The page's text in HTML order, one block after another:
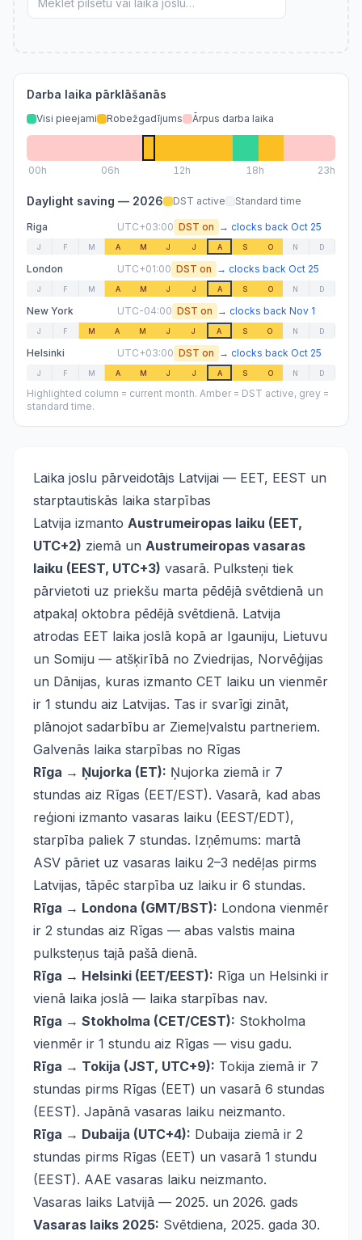
Darba laika pārklāšanās
Visi pieejami Robežgadījums Ārpus darba laika
00h 06h 12h 18h 23h
Daylight saving — 2026 DST active Standard time
Riga UTC+03:00 DST on → clocks back Oct 25
J F M A M J J A S O N D
London UTC+01:00 DST on → clocks back Oct 25
J F M A M J J A S O N D
New York UTC-04:00 DST on → clocks back Nov 1
J F M A M J J A S O N D
Helsinki UTC+03:00 DST on → clocks back Oct 25
J F M A M J J A S O N D
Highlighted column = current month. Amber = DST active, grey =
standard time.
Laika joslu pārveidotājs Latvijai — EET, EEST un
starptautiskās laika starpības
Latvija izmanto Austrumeiropas laiku (EET,
UTC+2) ziemā un Austrumeiropas vasaras
laiku (EEST, UTC+3) vasarā. Pulksteņi tiek
pārvietoti uz priekšu marta pēdējā svētdienā un
atpakaļ oktobra pēdējā svētdienā. Latvija
atrodas EET laika joslā kopā ar Igauniju, Lietuvu
un Somiju — atšķirībā no Zviedrijas, Norvēģijas
un Dānijas, kuras izmanto CET laiku un vienmēr
ir 1 stundu aiz Latvijas. Tas ir svarīgi zināt,
plānojot sadarbību ar Ziemeļvalstu partneriem.
Galvenās laika starpības no Rīgas
Rīga → Ņujorka (ET): Ņujorka ziemā ir 7
stundas aiz Rīgas (EET/EST). Vasarā, kad abas
reģioni izmanto vasaras laiku (EEST/EDT),
starpība paliek 7 stundas. Izņēmums: martā
ASV pāriet uz vasaras laiku 2–3 nedēļas pirms
Latvijas, tāpēc starpība uz laiku ir 6 stundas.
Rīga → Londona (GMT/BST): Londona vienmēr
ir 2 stundas aiz Rīgas — abas valstis maina
pulksteņus tajā pašā dienā.
Rīga → Helsinki (EET/EEST): Rīga un Helsinki ir
vienā laika joslā — laika starpības nav.
Rīga → Stokholma (CET/CEST): Stokholma
vienmēr ir 1 stundu aiz Rīgas — visu gadu.
Rīga → Tokija (JST, UTC+9): Tokija ziemā ir 7
stundas pirms Rīgas (EET) un vasarā 6 stundas
(EEST). Japānā vasaras laiku neizmanto.
Rīga → Dubaija (UTC+4): Dubaija ziemā ir 2
stundas pirms Rīgas (EET) un vasarā 1 stundu
(EEST). AAE vasaras laiku neizmanto.
Vasaras laiks Latvijā — 2025. un 2026. gads
Vasaras laiks 2025: Svētdiena, 2025. gada 30.